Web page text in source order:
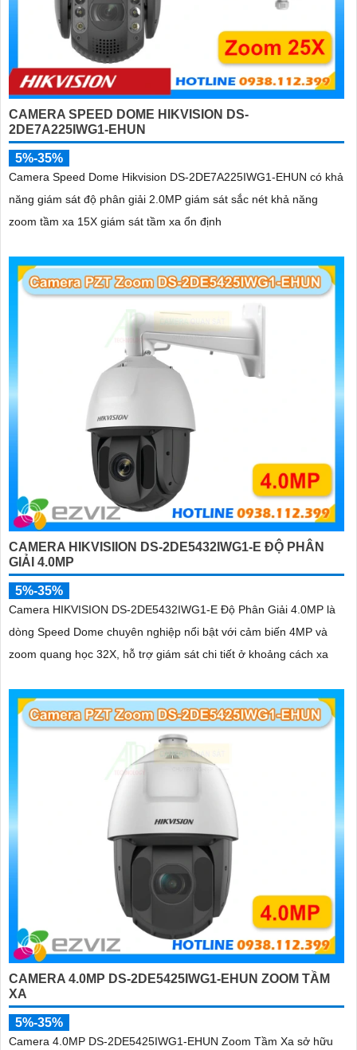
CAMERA SPEED DOME HIKVISION DS-
2DE7A225IWG1-EHUN
5%-35%
Camera Speed Dome Hikvision DS-2DE7A225IWG1-EHUN có khả
năng giám sát độ phân giải 2.0MP giám sát sắc nét khả năng
zoom tầm xa 15X giám sát tầm xa ổn định
CAMERA HIKVISIION DS-2DE5432IWG1-E ĐỘ PHÂN
GIẢI 4.0MP
5%-35%
Camera HIKVISION DS-2DE5432IWG1-E Độ Phân Giải 4.0MP là
dòng Speed Dome chuyên nghiệp nổi bật với cảm biến 4MP và
zoom quang học 32X, hỗ trợ giám sát chi tiết ở khoảng cách xa
CAMERA 4.0MP DS-2DE5425IWG1-EHUN ZOOM TẦM
XA
5%-35%
Camera 4.0MP DS-2DE5425IWG1-EHUN Zoom Tầm Xa sở hữu